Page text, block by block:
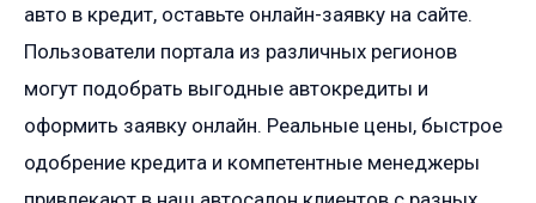
авто в кредит, оставьте онлайн-заявку на сайте.
Пользователи портала из различных регионов
могут подобрать выгодные автокредиты и
оформить заявку онлайн. Реальные цены, быстрое
одобрение кредита и компетентные менеджеры